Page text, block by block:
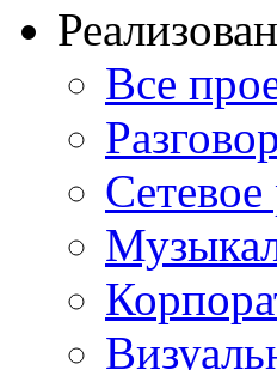
Все
Сетевое